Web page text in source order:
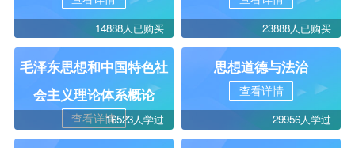
14888人已购买 23888人已购买
毛泽东思想和中国特色社
会主义理论体系概论
查看详情16523人学过
思想道德与法治
查看详情
29956人学过